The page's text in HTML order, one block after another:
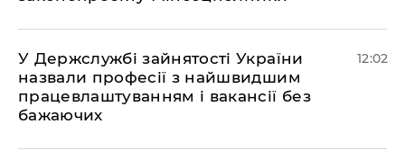
У Держслужбі зайнятості України
назвали професії з найшвидшим
працевлаштуванням і вакансії без
бажаючих
12:02